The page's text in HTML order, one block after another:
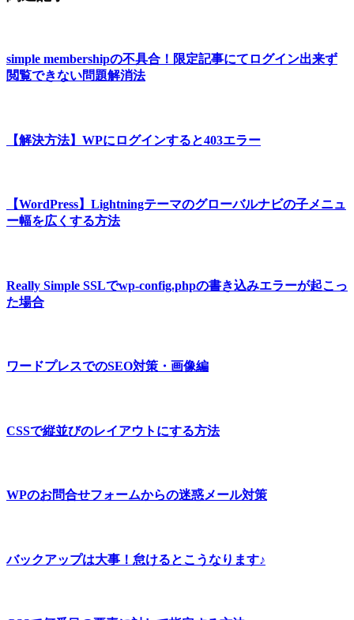
simple membershipの不具合！限定記事にてログイン出来ず
閲覧できない問題解消法
【解決方法】WPにログインすると403エラー
【WordPress】Lightningテーマのグローバルナビの子メニュ
ー幅を広くする方法
Really Simple SSLでwp-config.phpの書き込みエラーが起こっ
た場合
ワードプレスでのSEO対策・画像編
CSSで縦並びのレイアウトにする方法
WPのお問合せフォームからの迷惑メール対策
バックアップは大事！怠けるとこうなります♪